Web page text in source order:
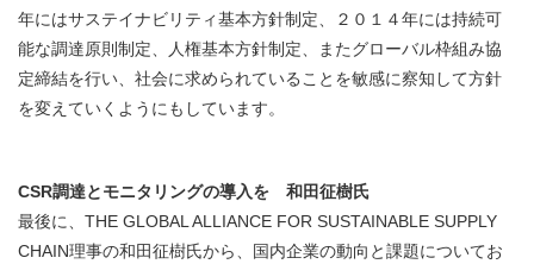
年にはサステイナビリティ基本方針制定、２０１４年には持続可
能な調達原則制定、人権基本方針制定、またグローバル枠組み協
定締結を行い、社会に求められていることを敏感に察知して方針
を変えていくようにもしています。
CSR調達とモニタリングの導入を 和田征樹氏
最後に、THE GLOBAL ALLIANCE FOR SUSTAINABLE SUPPLY
CHAIN理事の和田征樹氏から、国内企業の動向と課題についてお